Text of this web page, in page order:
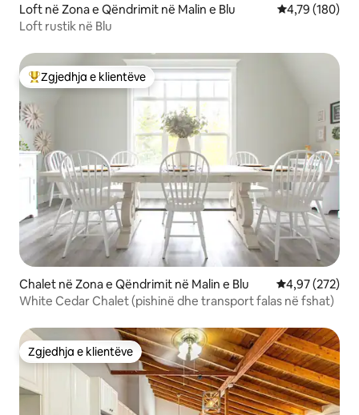
Loft në Zona e Qëndrimit në Malin e Blu Vlerësimi
4,79 (180)
Loft rustik në Blu
Më të mirat e zgjedhjeve të klientëve
Zgjedhja e klientëve
Chalet në Zona e Qëndrimit në Malin e Blu Vlerësimi
4,97 (272)
White Cedar Chalet (pishinë dhe transport falas në fshat)
Zgjedhja e klientëve
Zgjedhja e klientëve